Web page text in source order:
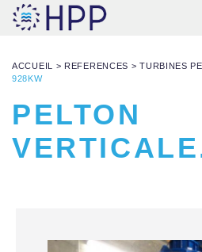
PRODUITS
RÉFÉRENCES
SERVICES
ACCUEIL > REFERENCES >TURBINES
928KW
PELTON